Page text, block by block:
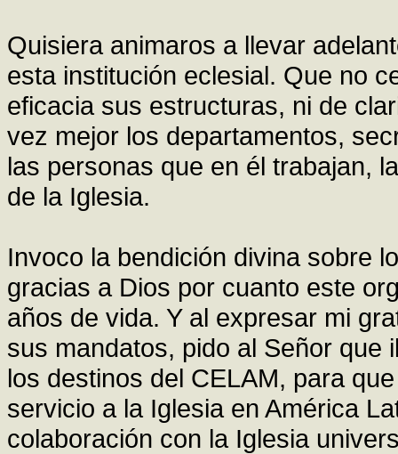
Quisiera animaros a llevar
esta institución eclesial. Que no
eficacia sus estructuras, ni de
vez mejor los departamentos,
las personas que en él trabajan,
de la Iglesia.
Invoco la bendición divina sobre
gracias a Dios por cuanto este
años de vida. Y al expresar mi
sus mandatos, pido al Señor que
los destinos del CELAM, para
servicio a la Iglesia en América
colaboración con la Iglesia